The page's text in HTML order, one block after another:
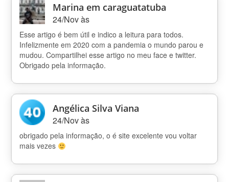
Marina em caraguatatuba
24/Nov às
Esse artigo é bem útil e indico a leitura para todos.
Infelizmente em 2020 com a pandemia o mundo parou e
mudou. Compartilhei esse artigo no meu face e twitter.
Obrigado pela informação.
Angélica Silva Viana
24/Nov às
obrigado pela informação, o é site excelente vou voltar
mais vezes